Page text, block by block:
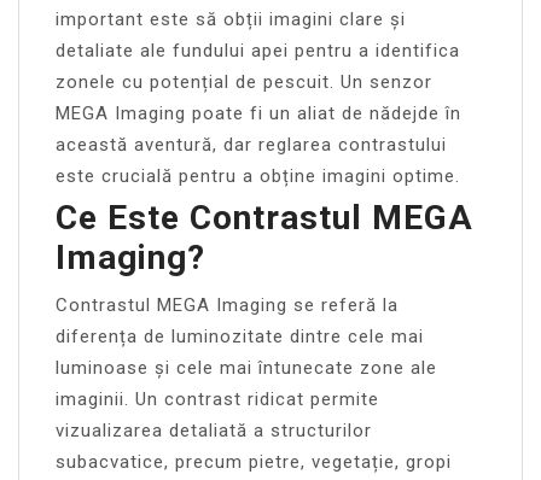
important este să obții imagini clare și
detaliate ale fundului apei pentru a identifica
zonele cu potențial de pescuit. Un senzor
MEGA Imaging poate fi un aliat de nădejde în
această aventură, dar reglarea contrastului
este crucială pentru a obține imagini optime.
Ce Este Contrastul MEGA
Imaging?
Contrastul MEGA Imaging se referă la
diferența de luminozitate dintre cele mai
luminoase și cele mai întunecate zone ale
imaginii. Un contrast ridicat permite
vizualizarea detaliată a structurilor
subacvatice, precum pietre, vegetație, gropi